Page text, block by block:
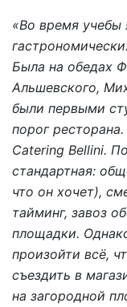
«Во время учебы
Была на обедах
Альшевского,
были первыми
порог
Catering Bellini.
стандартная:
что он хочет),
тайминг, завоз
площадки.
произойти всё,
съездить в
на загородной